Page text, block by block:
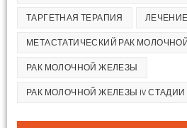
ТАРГЕТНАЯ ТЕРАПИЯ
МЕТАСТАТИЧЕСКИЙ РАК
РАК МОЛОЧНОЙ ЖЕЛЕЗЫ
РАК МОЛОЧНОЙ ЖЕЛЕЗЫ IV СТАДИИ